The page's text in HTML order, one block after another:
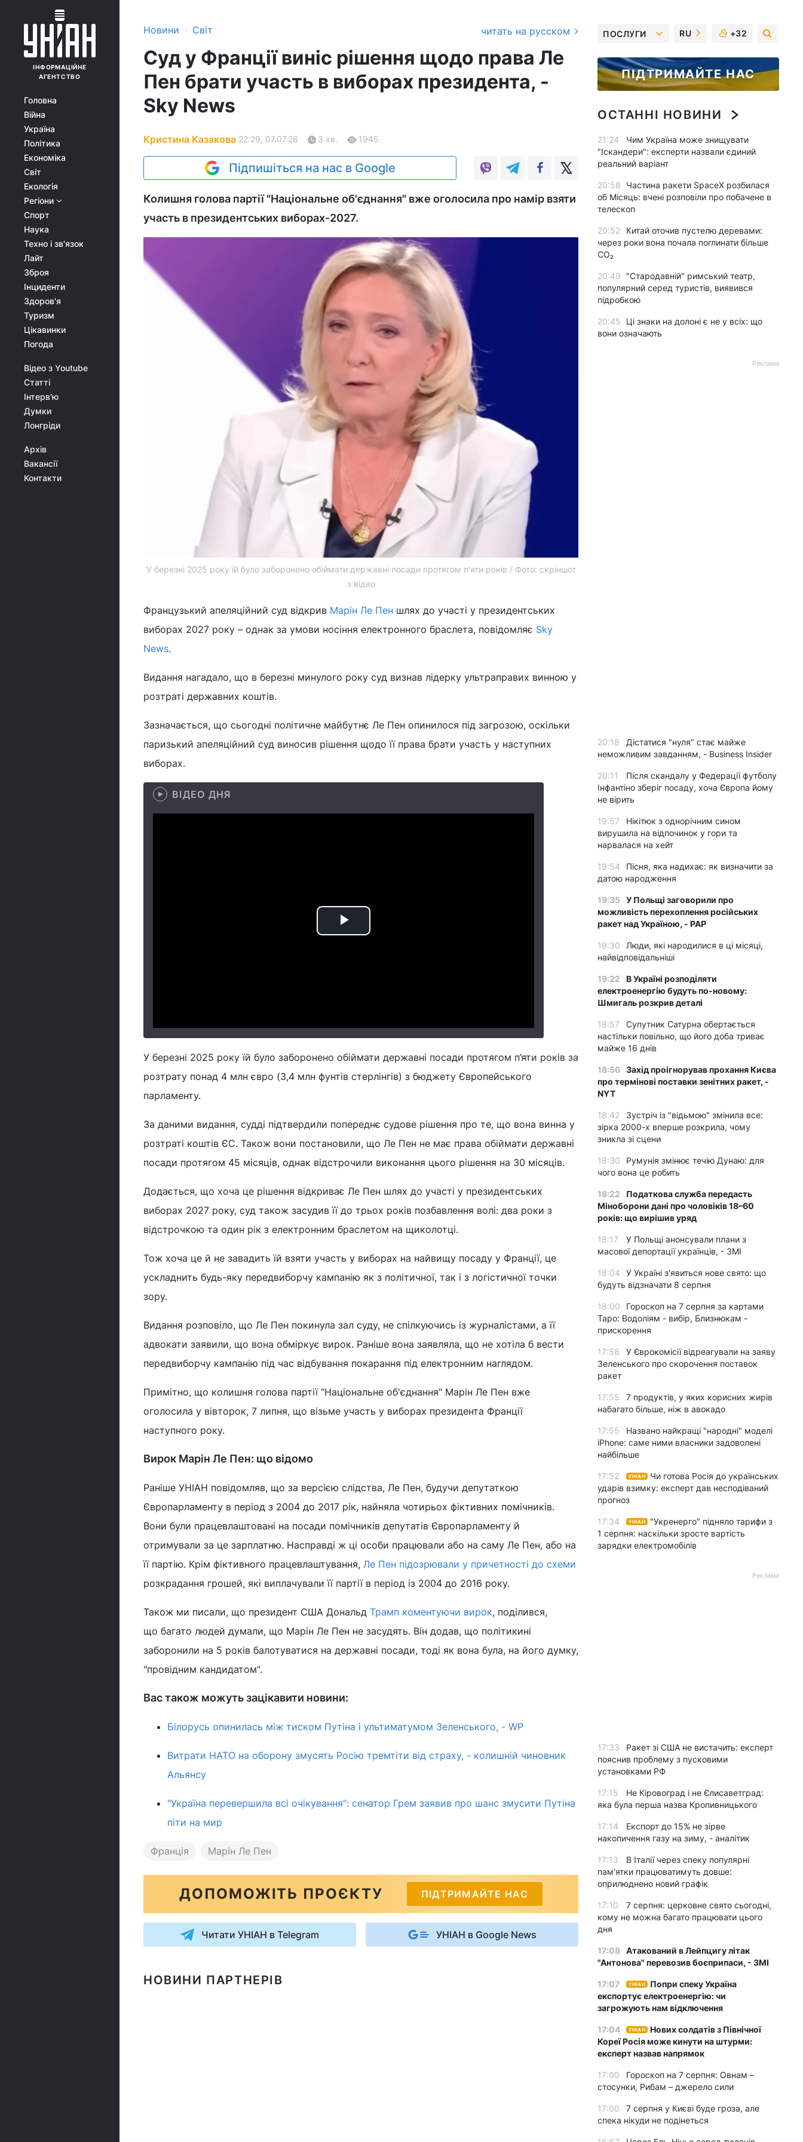
ІНФОРМАЦІЙНЕ
АГЕНТСТВО
Головна
Війна
Україна
Політика
Економіка
Світ
Екологія
Регіони
Спорт
Наука
Техно і зв'язок
Лайт
Зброя
Інциденти
Здоров'я
Туризм
Цікавинки
Погода
Відео з Youtube
Статті
Інтерв'ю
Думки
Лонгріди
Архів
Вакансії
Контакти
Новини › Світ читать на русском
Суд у Франції виніс рішення щодо права Ле
Пен брати участь в виборах президента, -
Sky News
Кристина Казакова 22:29, 07.07.26 3 хв. 1945
Підпишіться на нас в Google
Колишня голова партії "Національне об'єднання" вже оголосила про намір взяти
участь в президентських виборах-2027.
У березні 2025 року їй було заборонено обіймати державні посади протягом п’яти років / Фото: скріншот
з відео
Французький апеляційний суд відкрив Марін Ле Пен шлях до участі у президентських
виборах 2027 року – однак за умови носіння електронного браслета, повідомляє Sky
News.
Видання нагадало, що в березні минулого року суд визнав лідерку ультраправих винною у
розтраті державних коштів.
Зазначається, що сьогодні політичне майбутнє Ле Пен опинилося під загрозою, оскільки
паризький апеляційний суд виносив рішення щодо її права брати участь у наступних
виборах.
ВІДЕО ДНЯ
Play
У березні 2025 року їй було заборонено обіймати державні посади протягом п’яти років за
розтрату понад 4 млн євро (3,4 млн фунтів стерлінгів) з бюджету Європейського
парламенту.
За даними видання, судді підтвердили попереднє судове рішення про те, що вона винна у
розтраті коштів ЄС. Також вони постановили, що Ле Пен не має права обіймати державні
посади протягом 45 місяців, однак відстрочили виконання цього рішення на 30 місяців.
Додається, що хоча це рішення відкриває Ле Пен шлях до участі у президентських
виборах 2027 року, суд також засудив її до трьох років позбавлення волі: два роки з
відстрочкою та один рік з електронним браслетом на щиколотці.
Тож хоча це й не завадить їй взяти участь у виборах на найвищу посаду у Франції, це
ускладнить будь-яку передвиборчу кампанію як з політичної, так і з логістичної точки
зору.
Видання розповіло, що Ле Пен покинула зал суду, не спілкуючись із журналістами, а її
адвокати заявили, що вона обміркує вирок. Раніше вона заявляла, що не хотіла б вести
передвиборчу кампанію під час відбування покарання під електронним наглядом.
Примітно, що колишня голова партії "Національне об'єднання" Марін Ле Пен вже
оголосила у вівторок, 7 липня, що візьме участь у виборах президента Франції
наступного року.
Вирок Марін Ле Пен: що відомо
Раніше УНІАН повідомляв, що за версією слідства, Ле Пен, будучи депутаткою
Європарламенту в період з 2004 до 2017 рік, найняла чотирьох фіктивних помічників.
Вони були працевлаштовані на посади помічників депутатів Європарламенту й
отримували за це зарплатню. Насправді ж ці особи працювали або на саму Ле Пен, або на
її партію. Крім фіктивного працевлаштування, Ле Пен підозрювали у причетності до схеми
розкрадання грошей, які виплачували її партії в період із 2004 до 2016 року.
Також ми писали, що президент США Дональд Трамп коментуючи вирок, поділився,
що багато людей думали, що Марін Ле Пен не засудять. Він додав, що політикині
заборонили на 5 років балотуватися на державні посади, тоді як вона була, на його думку,
"провідним кандидатом".
Вас також можуть зацікавити новини:
Білорусь опинилась між тиском Путіна і ультиматумом Зеленського, - WP
Витрати НАТО на оборону змусять Росію тремтіти від страху, - колишній чиновник
Альянсу
"Україна перевершила всі очікування": сенатор Грем заявив про шанс змусити Путіна
піти на мир
Франція Марін Ле Пен
ДОПОМОЖІТЬ ПРОЄКТУ ПІДТРИМАЙТЕ НАС
Читати УНІАН в Telegram УНІАН в Google News
НОВИНИ ПАРТНЕРІВ
ПОСЛУГИ RU +32
ПІДТРИМАЙТЕ НАС
ОСТАННІ НОВИНИ
21:24
Чим Україна може знищувати
"Іскандери": експерти назвали єдиний
реальний варіант
20:58
Частина ракети SpaceX розбилася
об Місяць: вчені розповіли про побачене в
телескоп
20:52
Китай оточив пустелю деревами:
через роки вона почала поглинати більше
CO₂
20:49
"Стародавній" римський театр,
популярний серед туристів, виявився
підробкою
20:45
Ці знаки на долоні є не у всіх: що
вони означають
Реклама
20:18
Дістатися "нуля" стає майже
неможливим завданням, - Business Insider
20:11
Після скандалу у Федерації футболу
Інфантіно зберіг посаду, хоча Європа йому
не вірить
19:57
Нікітюк з однорічним сином
вирушила на відпочинок у гори та
нарвалася на хейт
19:54
Пісня, яка надихає: як визначити за
датою народження
19:35 У Польщі заговорили про
можливість перехоплення російських
ракет над Україною, - PAP
19:30
Люди, які народилися в ці місяці,
найвідповідальніші
19:22
В Україні розподіляти
електроенергію будуть по-новому:
Шмигаль розкрив деталі
18:57
Супутник Сатурна обертається
настільки повільно, що його доба триває
майже 16 днів
18:56 Захід проігнорував прохання Києва
про термінові поставки зенітних ракет, -
NYT
18:42
Зустріч із "відьмою" змінила все:
зірка 2000-х вперше розкрила, чому
зникла зі сцени
18:30
Румунія змінює течію Дунаю: для
чого вона це робить
18:22
Податкова служба передасть
Міноборони дані про чоловіків 18–60
років: що вирішив уряд
18:17
У Польщі анонсували плани з
масової депортації українців, - ЗМІ
18:04
У Україні з'явиться нове свято: що
будуть відзначати 8 серпня
18:00
Гороскоп на 7 серпня за картами
Таро: Водоліям - вибір, Близнюкам -
прискорення
17:58
У Єврокомісії відреагували на заяву
Зеленського про скорочення поставок
ракет
17:55
7 продуктів, у яких корисних жирів
набагато більше, ніж в авокадо
17:55
Названо найкращі "народні" моделі
iPhone: саме ними власники задоволені
найбільше
17:52 УНІАН
Чи готова Росія до українських
ударів взимку: експерт дав несподіваний
прогноз
17:34 УНІАН
"Укренерго" підняло тарифи з
1 серпня: наскільки зросте вартість
зарядки електромобілів
Реклама
17:33
Ракет зі США не вистачить: експерт
пояснив проблему з пусковими
установками РФ
17:15
Не Кіровоград і не Єлисаветград:
яка була перша назва Кропивницького
17:14
Експорт до 15% не зірве
накопичення газу на зиму, - аналітик
17:13
В Італії через спеку популярні
пам'ятки працюватимуть довше:
оприлюднено новий графік
17:10
7 серпня: церковне свято сьогодні,
кому не можна багато працювати цього
дня
17:08 Атакований в Лейпцигу літак
"Антонова" перевозив боєприпаси, - ЗМІ
17:07 УНІАН
Попри спеку Україна
експортує електроенергію: чи
загрожують нам відключення
17:04 УНІАН
Нових солдатів з Північної
Кореї Росія може кинути на штурми:
експерт назвав напрямок
17:00
Гороскоп на 7 серпня: Овнам –
стосунки, Рибам – джерело сили
17:00
7 серпня у Києві буде гроза, але
спека нікуди не подінеться